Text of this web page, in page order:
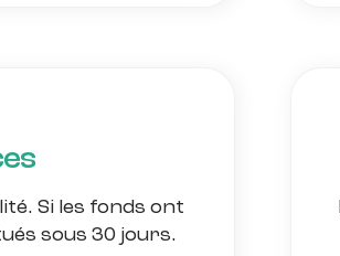
Si les fonds ont
sous 30 jours.